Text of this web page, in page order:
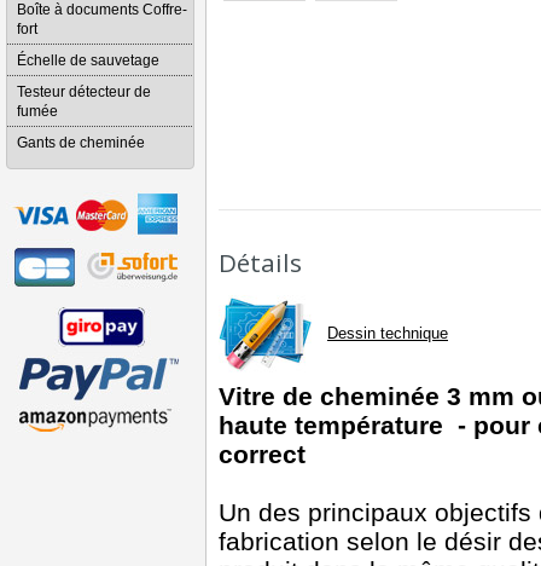
Détails
Dessin technique
Vitre de cheminée 3 mm
haute température - pour
correct
Un des principaux
fabrication selon le désir
Boîte à documents Coffre-
fort
Échelle de sauvetage
Testeur détecteur de
fumée
Gants de cheminée